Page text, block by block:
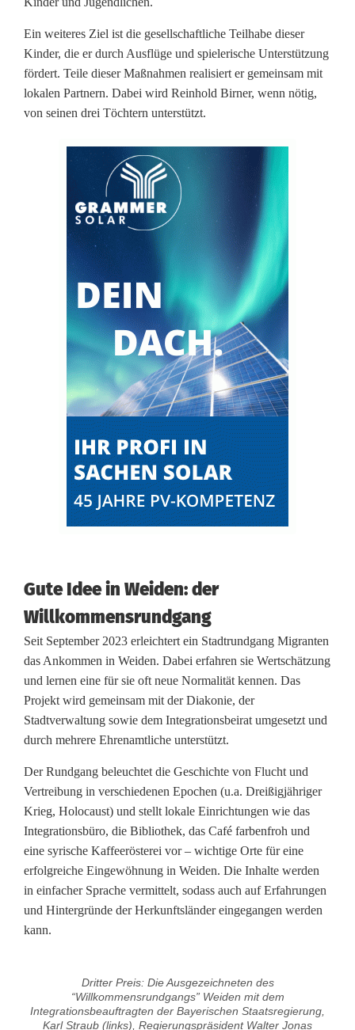
a
c
h
W
Ein weiteres Ziel ist die gesellschaftliche Teilhabe dieser
Kinder, die er durch Ausflüge und spielerische Unterstützung
fördert. Teile dieser Maßnahmen realisiert er gemeinsam mit
lokalen Partnern. Dabei wird Reinhold Birner, wenn nötig,
von seinen drei Töchtern unterstützt.
Gute Idee in Weiden: der
Willkommensrundgang
Seit September 2023 erleichtert ein Stadtrundgang Migranten
das Ankommen in Weiden. Dabei erfahren sie Wertschätzung
und lernen eine für sie oft neue Normalität kennen. Das
Projekt wird gemeinsam mit der Diakonie, der
Stadtverwaltung sowie dem Integrationsbeirat umgesetzt und
durch mehrere Ehrenamtliche unterstützt.
Der Rundgang beleuchtet die Geschichte von Flucht und
Vertreibung in verschiedenen Epochen (u.a. Dreißigjähriger
Krieg, Holocaust) und stellt lokale Einrichtungen wie das
Integrationsbüro, die Bibliothek, das Café farbenfroh und
eine syrische Kaffeerösterei vor – wichtige Orte für eine
erfolgreiche Eingewöhnung in Weiden. Die Inhalte werden
in einfacher Sprache vermittelt, sodass auch auf Erfahrungen
und Hintergründe der Herkunftsländer eingegangen werden
kann.
Dritter Preis: Die Ausgezeichneten des
“Willkommensrundgangs” Weiden mit dem
Integrationsbeauftragten der Bayerischen Staatsregierung,
Karl Straub (links), Regierungspräsident Walter Jonas